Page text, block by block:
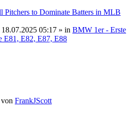
Pitchers to Dominate Batters in MLB
18.07.2025 05:17 » in BMW 1er - Erste
E81, E82, E87, E88
von FrankJScott